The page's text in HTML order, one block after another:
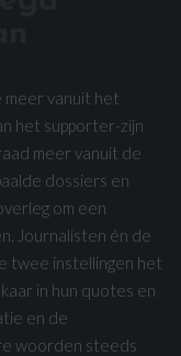
vanuit het
het supporter-zijn
meer vanuit de
dossiers en
om een
Journalisten én de
twee instellingen het
in hun quotes en
en de
woorden steeds